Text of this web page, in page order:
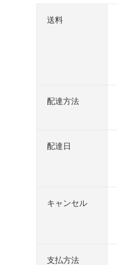
送料
配達方法
配達日
キャンセル
支払方法